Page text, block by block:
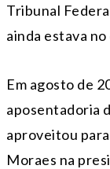
Tribunal
ainda estava
Em agosto de
aposentadoria
aproveitou
Moraes na